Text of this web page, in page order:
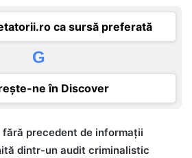
ca sursă preferată
G
ne în Discover
fără precedent de informații
dintr-un audit criminalistic